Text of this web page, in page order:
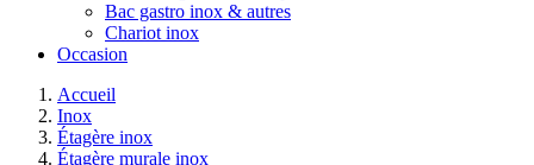
Bac gastro inox & autres
Chariot inox
Occasion
Accueil
Inox
Étagère inox
Étagère murale inox